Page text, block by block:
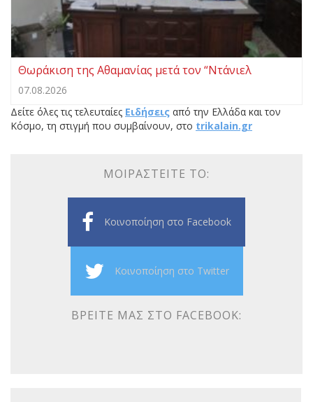
Θωράκιση της Αθαμανίας μετά τον “Ντάνιελ
07.08.2026
Δείτε όλες τις τελευταίες Ειδήσεις από την Ελλάδα και τον
Κόσμο, τη στιγμή που συμβαίνουν, στο trikalain.gr
ΜΟΙΡΑΣΤΕΊΤΕ ΤΟ:
Κοινοποίηση στο Facebook
Κοινοποίηση στο Twitter
ΒΡΕΊΤΕ ΜΑΣ ΣΤΟ FACEBOOK: